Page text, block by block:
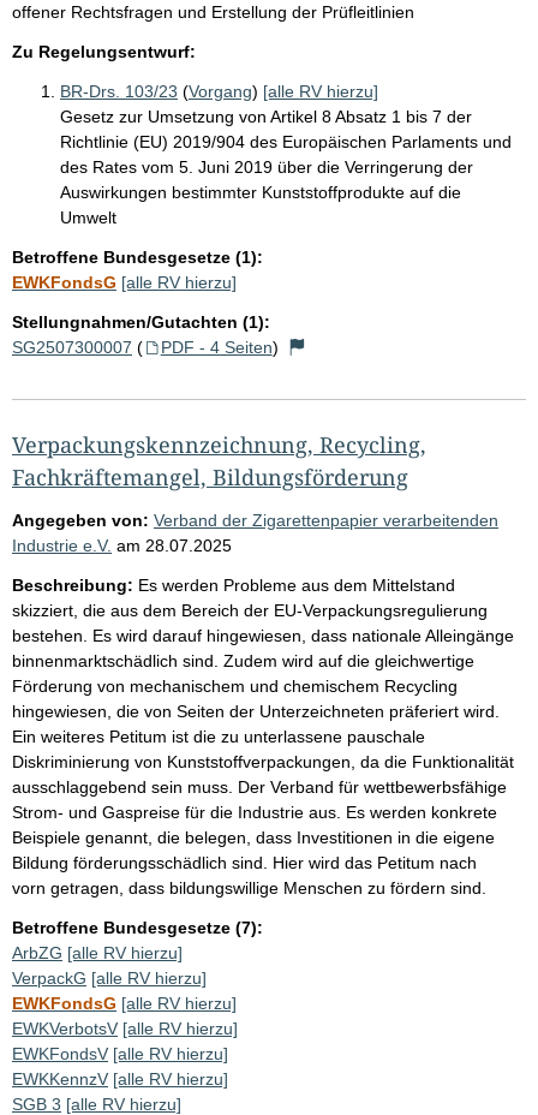
offener Rechtsfragen und Erstellung der Prüfleitlinien
Zu Regelungsentwurf:
BR-Drs. 103/23 (Vorgang) [alle RV hierzu]
Gesetz zur Umsetzung von Artikel 8 Absatz 1 bis 7 der
Richtlinie (EU) 2019/904 des Europäischen Parlaments und
des Rates vom 5. Juni 2019 über die Verringerung der
Auswirkungen bestimmter Kunststoffprodukte auf die
Umwelt
Betroffene Bundesgesetze (1):
EWKFondsG [alle RV hierzu]
Stellungnahmen/Gutachten (1):
SG2507300007 ( PDF - 4 Seiten)
Verpackungskennzeichnung, Recycling,
Fachkräftemangel, Bildungsförderung
Angegeben von: Verband der Zigarettenpapier verarbeitenden
Industrie e.V. am 28.07.2025
Beschreibung: Es werden Probleme aus dem Mittelstand
skizziert, die aus dem Bereich der EU-Verpackungsregulierung
bestehen. Es wird darauf hingewiesen, dass nationale Alleingänge
binnenmarktschädlich sind. Zudem wird auf die gleichwertige
Förderung von mechanischem und chemischem Recycling
hingewiesen, die von Seiten der Unterzeichneten präferiert wird.
Ein weiteres Petitum ist die zu unterlassene pauschale
Diskriminierung von Kunststoffverpackungen, da die Funktionalität
ausschlaggebend sein muss. Der Verband für wettbewerbsfähige
Strom- und Gaspreise für die Industrie aus. Es werden konkrete
Beispiele genannt, die belegen, dass Investitionen in die eigene
Bildung förderungsschädlich sind. Hier wird das Petitum nach
vorn getragen, dass bildungswillige Menschen zu fördern sind.
Betroffene Bundesgesetze (7):
ArbZG [alle RV hierzu]
VerpackG [alle RV hierzu]
EWKFondsG [alle RV hierzu]
EWKVerbotsV [alle RV hierzu]
EWKFondsV [alle RV hierzu]
EWKKennzV [alle RV hierzu]
SGB 3 [alle RV hierzu]